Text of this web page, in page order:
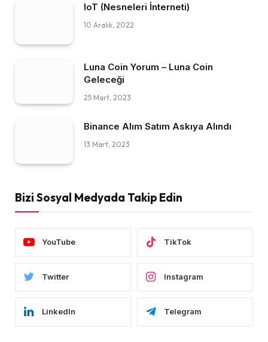
IoT (Nesneleri İnterneti)
10 Aralık, 2022
Luna Coin Yorum – Luna Coin
Geleceği
25 Mart, 2023
Binance Alım Satım Askıya Alındı
13 Mart, 2023
Bizi Sosyal Medyada Takip Edin
YouTube TikTok
Twitter Instagram
LinkedIn Telegram